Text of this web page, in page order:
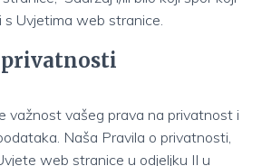
s Uvjetima web stranice.
važnost vašeg prava na privatnost i
Naša Pravila o privatnosti,
web stranice u odjeljku II u